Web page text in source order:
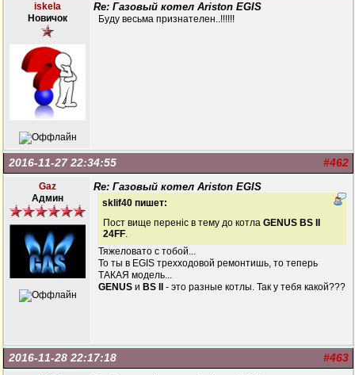
iskela
Новичок
Re: Газовый котел Ariston EGIS
Буду весьма признателен..!!!!!!
#462
2016-11-27 22:34:55
Gaz
Админ
Re: Газовый котел Ariston EGIS
sklif40 пишет:
Пост вище переніс в тему до котла GENUS BS II
24FF.
Тяжеловато с тобой...
То ты в EGIS трехходовой ремонтишь, то теперь
ТАКАЯ модель...
GENUS и BS II - это разные котлы. Так у тебя какой???
#463
2016-11-28 22:17:18